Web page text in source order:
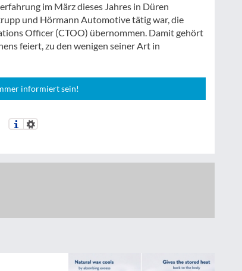
im März dieses Jahres in Düren
und Hörmann Automotive tätig war, die
Officer (CTOO) übernommen. Damit gehört
feiert, zu den wenigen seiner Art in
informiert sein!